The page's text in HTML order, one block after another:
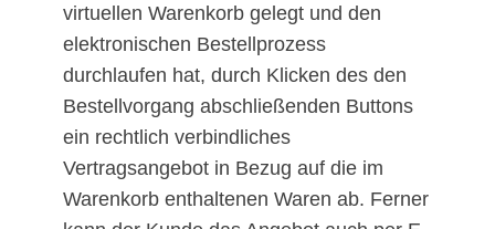
virtuellen Warenkorb gelegt und den
elektronischen Bestellprozess
durchlaufen hat, durch Klicken des den
Bestellvorgang abschließenden Buttons
ein rechtlich verbindliches
Vertragsangebot in Bezug auf die im
Warenkorb enthaltenen Waren ab. Ferner